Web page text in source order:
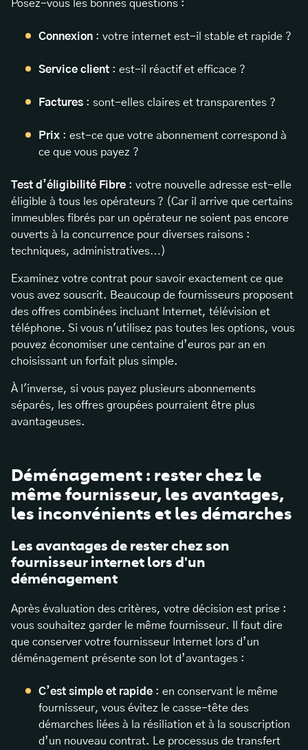
Posez-vous les bonnes questions :
Connexion : votre internet est-il stable et rapide ?
Service client : est-il réactif et efficace ?
Factures : sont-elles claires et transparentes ?
Prix : est-ce que votre abonnement correspond à
ce que vous payez ?
Test d’éligibilité Fibre : votre nouvelle adresse est-elle
éligible à tous les opérateurs ? (Car il arrive que certains
immeubles fibrés par un opérateur ne soient pas encore
ouverts à la concurrence pour diverses raisons :
techniques, administratives…)
Examinez votre contrat pour savoir exactement ce que
vous avez souscrit. Beaucoup de fournisseurs proposent
des offres combinées incluant Internet, télévision et
téléphone. Si vous n'utilisez pas toutes les options, vous
pouvez économiser une centaine d’euros par an en
choisissant un forfait plus simple.
À l'inverse, si vous payez plusieurs abonnements
séparés, les offres groupées pourraient être plus
avantageuses.
Déménagement : rester chez le
même fournisseur, les avantages,
les inconvénients et les démarches
Les avantages de rester chez son
fournisseur internet lors d'un
déménagement
Après évaluation des critères, votre décision est prise :
vous souhaitez garder le même fournisseur. Il faut dire
que conserver votre fournisseur Internet lors d’un
déménagement présente son lot d’avantages :
C’est simple et rapide : en conservant le même
fournisseur, vous évitez le casse-tête des
démarches liées à la résiliation et à la souscription
d’un nouveau contrat. Le processus de transfert